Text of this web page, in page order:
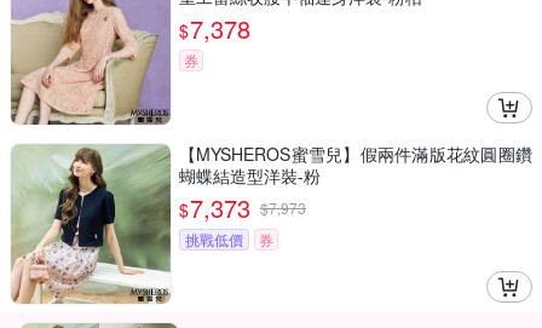
$7,378
券
【MYSHEROS蜜雪兒】假兩件滿版花紋圓圈鑽
蝴蝶結造型洋裝-粉
$7,373 $7,973
挑戰低價
券